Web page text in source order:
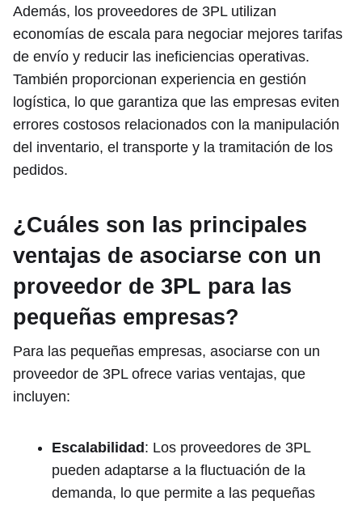
Además, los proveedores de 3PL utilizan
economías de escala para negociar mejores tarifas
de envío y reducir las ineficiencias operativas.
También proporcionan experiencia en gestión
logística, lo que garantiza que las empresas eviten
errores costosos relacionados con la manipulación
del inventario, el transporte y la tramitación de los
pedidos.
¿Cuáles son las principales
ventajas de asociarse con un
proveedor de 3PL para las
pequeñas empresas?
Para las pequeñas empresas, asociarse con un
proveedor de 3PL ofrece varias ventajas, que
incluyen:
Escalabilidad : Los proveedores de 3PL
pueden adaptarse a la fluctuación de la
demanda, lo que permite a las pequeñas